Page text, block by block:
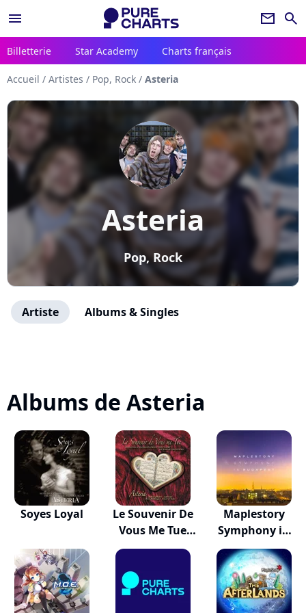
menu newsletter search
Billetterie Star Academy Charts français
Accueil / Artistes / Pop, Rock / Asteria
Asteria
Pop, Rock
Artiste Albums & Singles
Albums de Asteria
Soyes Loyal
Le Souvenir De
Vous Me Tue
(M...
Maplestory
Symphony in
Budape...